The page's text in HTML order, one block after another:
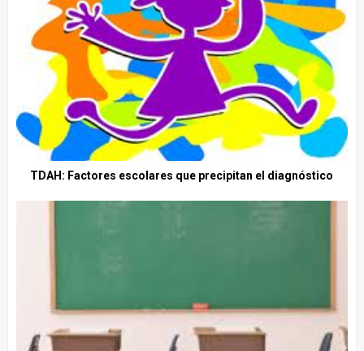
TDAH: Factores escolares que precipitan el diagnóstico